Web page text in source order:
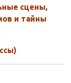
сцены,
и тайны
)